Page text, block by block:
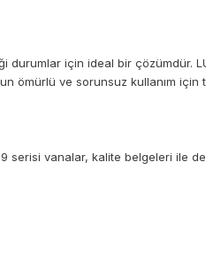
için ideal bir çözümdür.
ömürlü ve sorunsuz kullanım için
serisi vanalar, kalite belgeleri ile